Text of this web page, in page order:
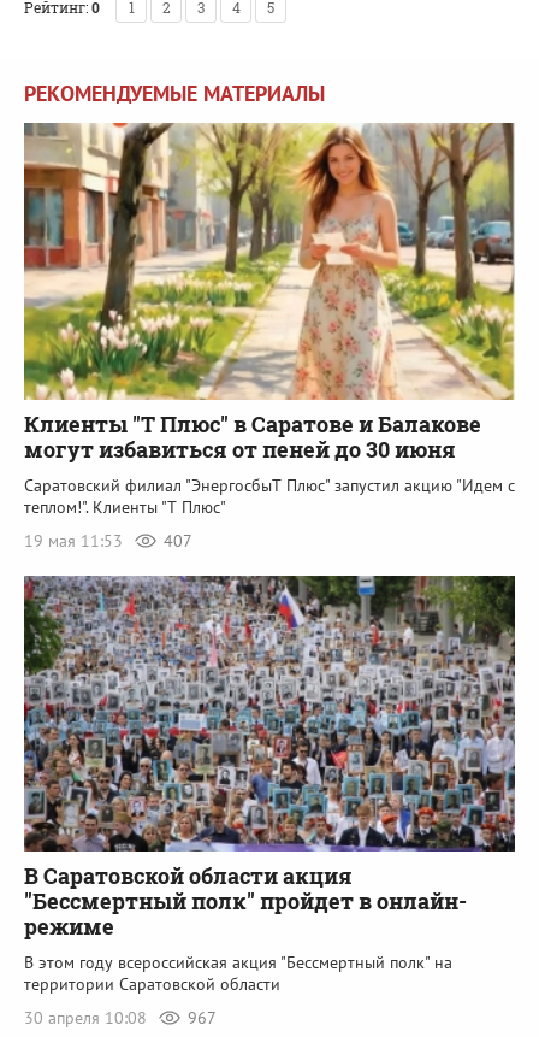
Рейтинг:0 1 2 3 4 5
РЕКОМЕНДУЕМЫЕ МАТЕРИАЛЫ
Клиенты "Т Плюс" в Саратове и Балакове
могут избавиться от пеней до 30 июня
Саратовский филиал "ЭнергосбыТ Плюс" запустил акцию "Идем с
теплом!". Клиенты "Т Плюс"
19 мая 11:53
407
В Саратовской области акция
"Бессмертный полк" пройдет в онлайн-
режиме
В этом году всероссийская акция "Бессмертный полк" на
территории Саратовской области
30 апреля 10:08
967